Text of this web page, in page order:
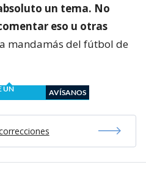
un tema. No
eso u otras
mandamás del fútbol de
UN
AVÍSANOS